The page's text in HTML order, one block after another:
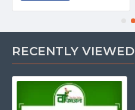
RECENTLY VIEWED